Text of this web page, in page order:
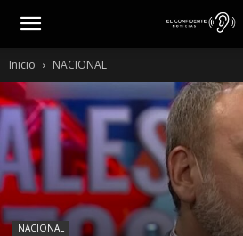
Inicio NACIONAL
NACIONAL